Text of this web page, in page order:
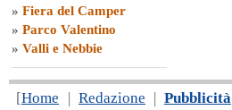
» Fiera del Camper
» Parco Valentino
» Valli e Nebbie
[Home | Redazione | Pubblicità